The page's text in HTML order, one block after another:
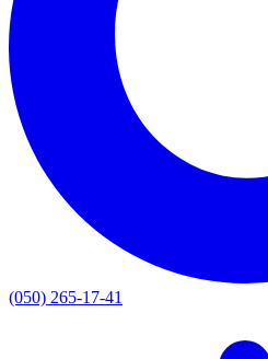
(050) 265-17-41